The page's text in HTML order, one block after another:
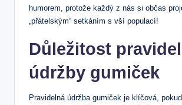
humorem, protože každý z nás si občas
„přátelským“ setkáním s vší populací!
Důležitost
údržby gumiček
Pravidelná údržba gumiček je klíčová,